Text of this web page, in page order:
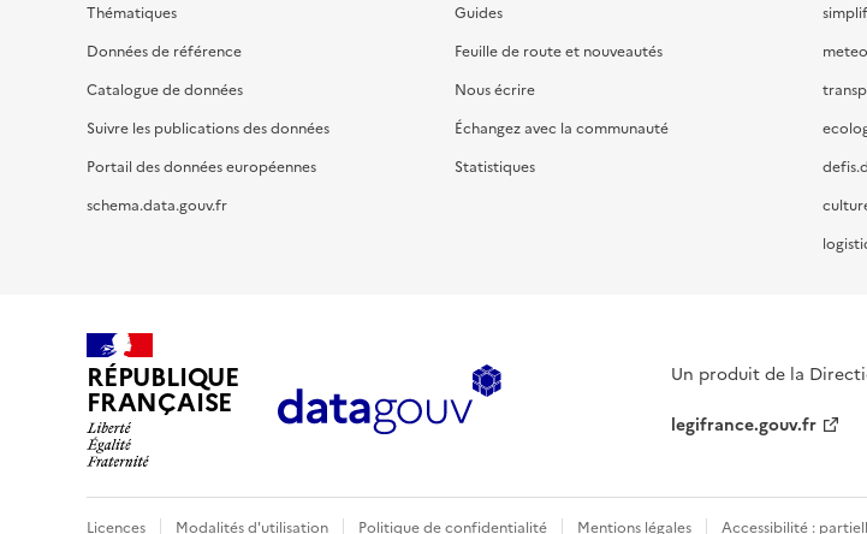
Thématiques
Données de référence
Catalogue de données
Suivre les publications des données
Portail des données européennes
schema.data.gouv.fr
Guides
Feuille de route et nouveautés
Nous écrire
Échangez avec la communauté
Statistiques
RÉPUBLIQUE
FRANÇAISE
Un produit de la
legifrance.gouv.fr
Licences Modalités d'utilisation Politique de confidentialité Mentions légales Accessibilité :